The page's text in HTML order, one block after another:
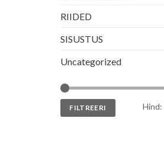
RIIDED
SISUSTUS
Uncategorized
Minimaalne
hind
Maksimaalne
hindFILTREERI Hind: